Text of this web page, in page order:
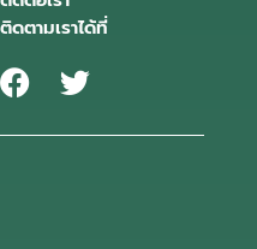
ติดตามเราได้ที่